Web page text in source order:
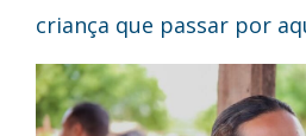
criança que passar por